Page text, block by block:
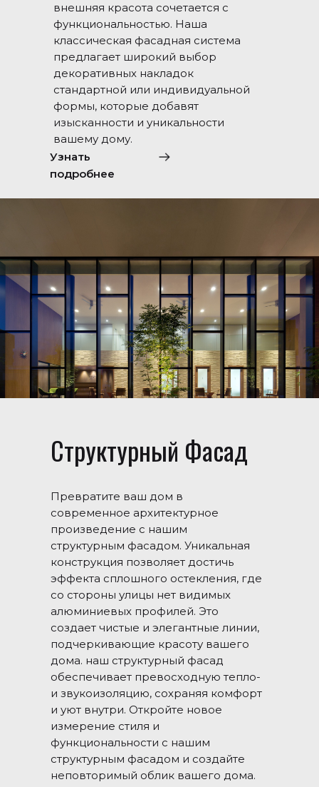
Узнать
подробнее
Структурный Фасад
Превратите ваш дом в
современное архитектурное
произведение с нашим
структурным фасадом. Уникальная
конструкция позволяет достичь
эффекта сплошного остекления, где
со стороны улицы нет видимых
алюминиевых профилей. Это
создает чистые и элегантные линии,
подчеркивающие красоту вашего
дома. наш структурный фасад
обеспечивает превосходную тепло-
и звукоизоляцию, сохраняя комфорт
и уют внутри. Откройте новое
измерение стиля и
функциональности с нашим
структурным фасадом и создайте
неповторимый облик вашего дома.
внешняя красота сочетается с
функциональностью. Наша
классическая фасадная система
предлагает широкий выбор
декоративных накладок
стандартной или индивидуальной
формы, которые добавят
изысканности и уникальности
вашему дому.